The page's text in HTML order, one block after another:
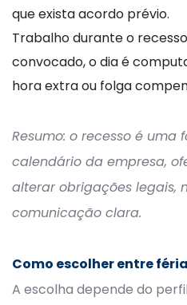
que exista acordo prévio.
Trabalho durante o
convocado, o dia é
hora extra ou folga
Resumo: o recesso é uma
calendário da empresa,
alterar obrigações legais,
comunicação clara.
Como escolher entre
A escolha depende do